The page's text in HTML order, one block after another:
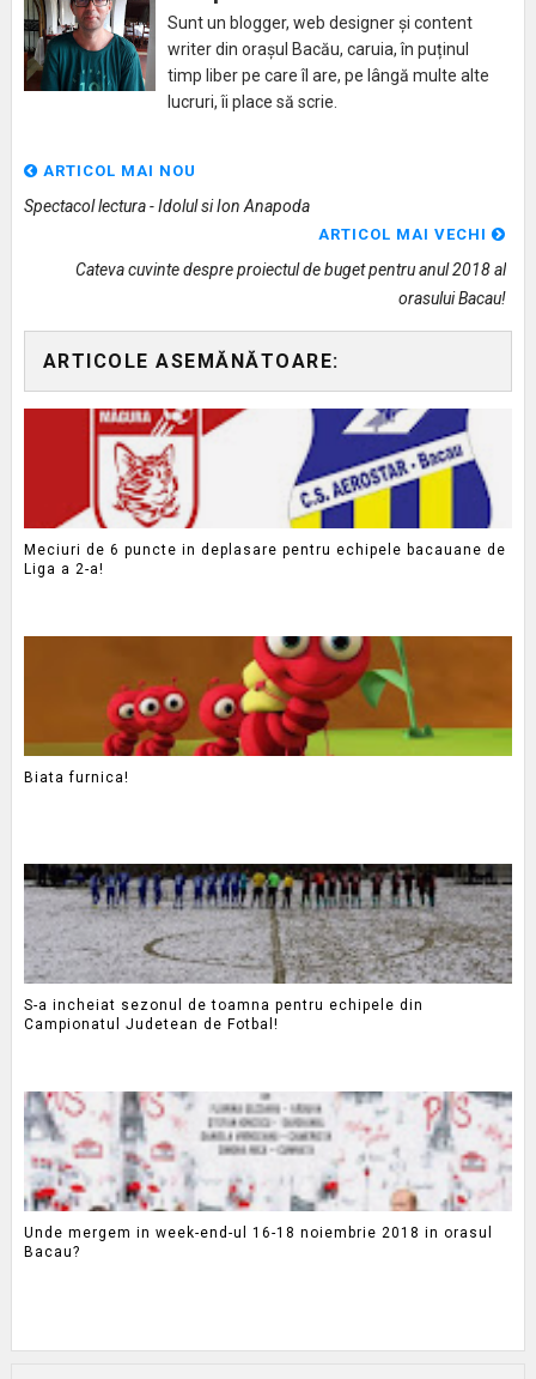
Sunt un blogger, web designer și content
writer din orașul Bacău, caruia, în puținul
timp liber pe care îl are, pe lângă multe alte
lucruri, îi place să scrie.
ARTICOL MAI NOU
Spectacol lectura - Idolul si Ion Anapoda
ARTICOL MAI VECHI
Cateva cuvinte despre proiectul de buget pentru anul 2018 al
orasului Bacau!
ARTICOLE ASEMĂNĂTOARE:
Meciuri de 6 puncte in deplasare pentru echipele bacauane de
Liga a 2-a!
Biata furnica!
S-a incheiat sezonul de toamna pentru echipele din
Campionatul Judetean de Fotbal!
Unde mergem in week-end-ul 16-18 noiembrie 2018 in orasul
Bacau?